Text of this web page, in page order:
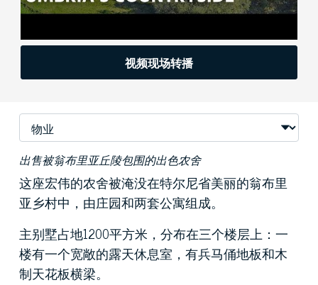
视频现场转播
出售被翁布里亚丘陵包围的出色农舍
这座宏伟的农舍被淹没在特尔尼省美丽的翁布里
亚乡村中，由庄园和两套公寓组成。
主别墅占地1200平方米，分布在三个楼层上：一
楼有一个宽敞的露天休息室，有兵马俑地板和木
制天花板横梁。